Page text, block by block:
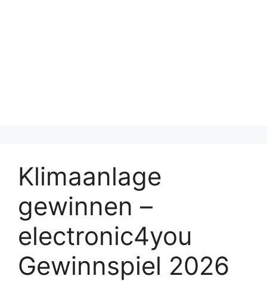
Klimaanlage
gewinnen –
electronic4you
Gewinnspiel 2026